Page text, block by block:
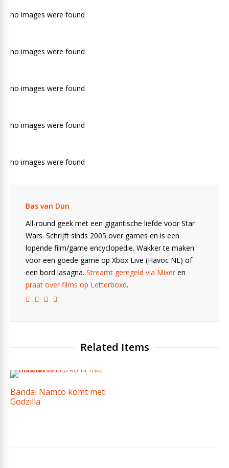
no images were found
no images were found
no images were found
no images were found
no images were found
Bas van Dun
All-round geek met een gigantische liefde voor Star
Wars. Schrijft sinds 2005 over games en is een
lopende film/game encyclopedie. Wakker te maken
voor een goede game op Xbox Live (Havoc NL) of
een bord lasagna. Streamt geregeld via Mixeren
praat over films op Letterboxd.
Related Items
Bandai Namco komt met
Godzilla